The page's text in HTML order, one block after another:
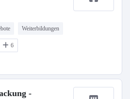
Weiterbildungen
6
-